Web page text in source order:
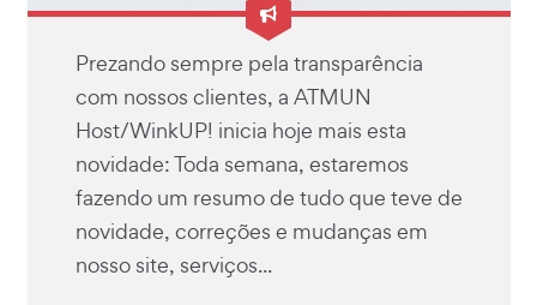
Prezando sempre pela transparência
com nossos clientes, a ATMUN
Host/WinkUP! inicia hoje mais esta
novidade: Toda semana, estaremos
fazendo um resumo de tudo que teve de
novidade, correções e mudanças em
nosso site, serviços...